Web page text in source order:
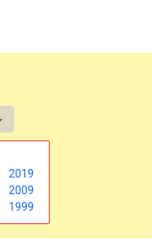
2019
2009
1999